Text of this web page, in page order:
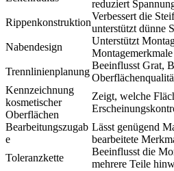
reduziert
Rippenkonstruktion
Verbessert die
unterstützt dünne
Nabendesign
Unterstützt
Montagemerkmale
Trennlinienplanung
Beeinflusst Grat,
Kennzeichnung
kosmetischer
Oberflächen
Zeigt, welche
Bearbeitungszugab
e
Lässt genügend
bearbeitete
Toleranzkette
Beeinflusst die
mehrere Teile